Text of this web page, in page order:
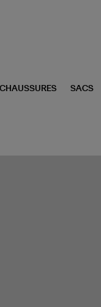
CHAUSSURES SACS